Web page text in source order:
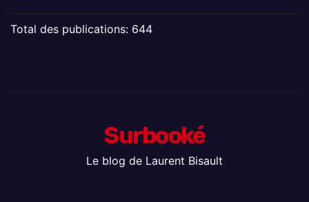
Total des publications: 644
Surbooké
Le blog de Laurent Bisault